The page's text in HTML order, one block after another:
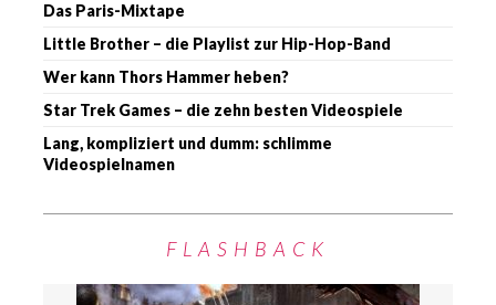
Das Paris-Mixtape
Little Brother – die Playlist zur Hip-Hop-Band
Wer kann Thors Hammer heben?
Star Trek Games – die zehn besten Videospiele
Lang, kompliziert und dumm: schlimme
Videospielnamen
FLASHBACK